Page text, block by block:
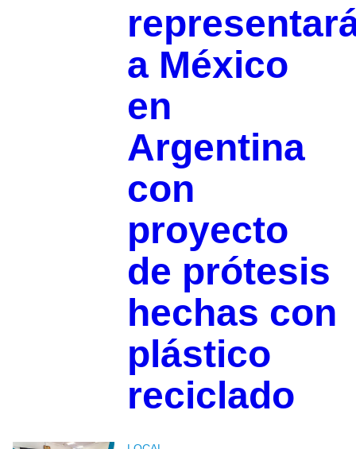
a México
en
Argentina
con
proyecto
de prótesis
hechas con
plástico
reciclado